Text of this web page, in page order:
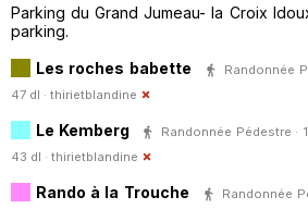
Parking du Grand Jumeau- la Croix
parking.
Les roches babette
Randonnée
47 dl · thirietblandine
Le Kemberg
Randonnée Pédestre ·
43 dl · thirietblandine
Rando à la Trouche
Randonnée